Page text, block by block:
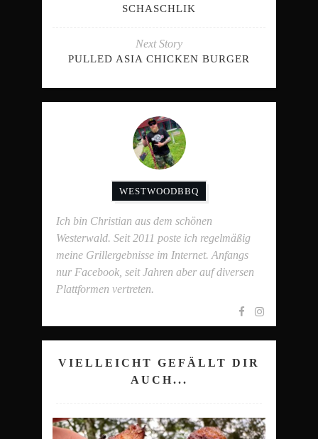
SCHASCHLIK
Next Story
PULLED ASIA CHICKEN BURGER
WESTWOODBBQ
Ich bin Christian aus dem schönen
Westerwald. Seit 2011 poste ich regelmäßig
meine Grillergebnisse im Internet. Anfangs
nur Facebook, seit Jahren aber auf diversen
Plattformen vertreten.
VIELLEICHT GEFÄLLT DIR
AUCH...